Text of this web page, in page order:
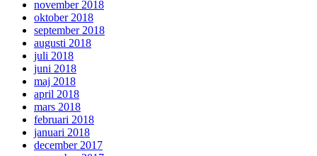
november 2018
oktober 2018
september 2018
augusti 2018
juli 2018
juni 2018
maj 2018
april 2018
mars 2018
februari 2018
januari 2018
december 2017